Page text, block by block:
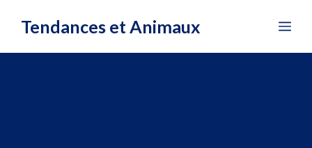
Tendances et Animaux